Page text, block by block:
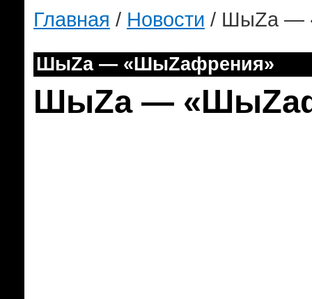
Главная / Новости / ШыZа —
ШыZа — «ШыZафрения»
ШыZа —